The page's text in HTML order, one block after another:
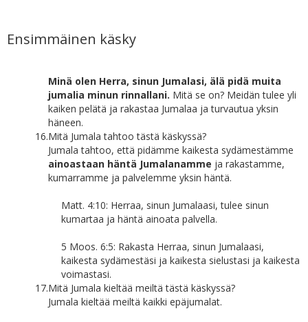
Ensimmäinen käsky
Minä olen Herra, sinun Jumalasi, älä pidä muita
jumalia minun rinnallani. Mitä se on? Meidän tulee yli
kaiken pelätä ja rakastaa Jumalaa ja turvautua yksin
häneen.
16.Mitä Jumala tahtoo tästä käskyssä?
Jumala tahtoo, että pidämme kaikesta sydämestämme
ainoastaan häntä Jumalanamme ja rakastamme,
kumarramme ja palvelemme yksin häntä.
Matt. 4:10: Herraa, sinun Jumalaasi, tulee sinun
kumartaa ja häntä ainoata palvella.
5 Moos. 6:5: Rakasta Herraa, sinun Jumalaasi,
kaikesta sydämestäsi ja kaikesta sielustasi ja kaikesta
voimastasi.
17.Mitä Jumala kieltää meiltä tästä käskyssä?
Jumala kieltää meiltä kaikki epäjumalat.